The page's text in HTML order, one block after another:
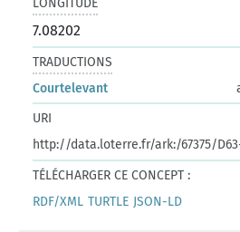
7.08202
TRADUCTIONS
Courtelevant
URI
http://data.loterre.fr/ark:/67375/
TÉLÉCHARGER CE CONCEPT :
RDF/XML TURTLE JSON-LD